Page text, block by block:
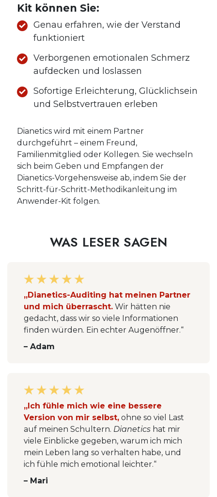
Kit können Sie:
Genau erfahren, wie der Verstand
funktioniert
Verborgenen emotionalen Schmerz
aufdecken und loslassen
Sofortige Erleichterung, Glücklichsein
und Selbstvertrauen erleben
Dianetics wird mit einem Partner
durchgeführt – einem Freund,
Familienmitglied oder Kollegen. Sie wechseln
sich beim Geben und Empfangen der
Dianetics-Vorgehensweise ab, indem Sie der
Schritt-für-Schritt-Methodikanleitung im
Anwender-Kit folgen.
WAS LESER SAGEN
„Dianetics-Auditing hat meinen Partner
und mich überrascht. Wir hätten nie
gedacht, dass wir so viele Informationen
finden würden. Ein echter Augenöffner.“
– Adam
„Ich fühle mich wie eine bessere
Version von mir selbst, ohne so viel Last
auf meinen Schultern. Dianetics hat mir
viele Einblicke gegeben, warum ich mich
mein Leben lang so verhalten habe, und
ich fühle mich emotional leichter.“
– Mari